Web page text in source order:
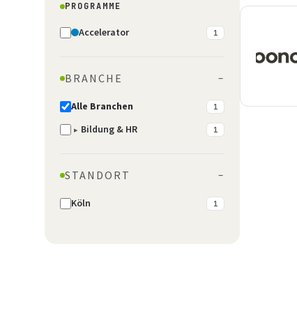
PROGRAMME
Accelerator 1
BRANCHE –
Alle Branchen 1
▸ Bildung & HR 1
STANDORT –
Köln 1